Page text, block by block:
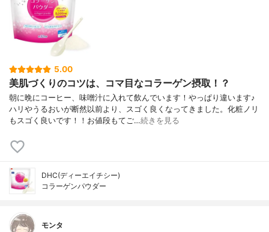
5.00
美肌づくりのコツは、コマ目なコラーゲン摂取！？
朝に晩にコーヒー、味噌汁に入れて飲んでいます！やっぱり違います♪
ハリやうるおいが断然以前より、スゴく良くなってきました。化粧ノリ
もスゴく良いです！！お値段もてご…続きを見る
DHC(ディーエイチシー)
コラーゲンパウダー
モンタ